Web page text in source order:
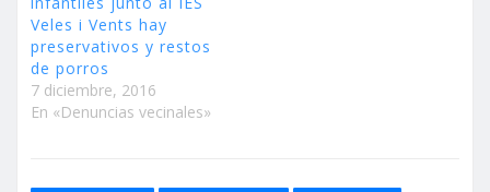
Veles i Vents hay
preservativos y restos
de porros
7 diciembre, 2016
En «Denuncias vecinales»